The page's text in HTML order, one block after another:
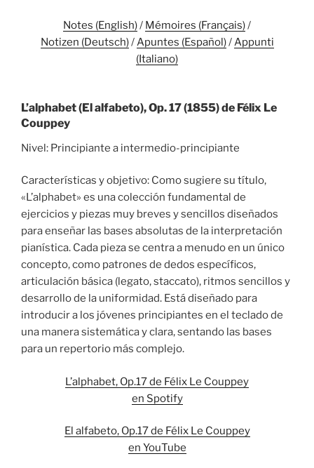
Notes (English)/ Mémoires (Français)/
Notizen (Deutsch)/Apuntes (Español)/Appunti
(Italiano)
L’alphabet (El alfabeto), Op. 17 (1855) de Félix Le
Couppey
Nivel: Principiante a intermedio-principiante
Características y objetivo: Como sugiere su título,
«L’alphabet» es una colección fundamental de
ejercicios y piezas muy breves y sencillos diseñados
para enseñar las bases absolutas de la interpretación
pianística. Cada pieza se centra a menudo en un único
concepto, como patrones de dedos específicos,
articulación básica (legato, staccato), ritmos sencillos y
desarrollo de la uniformidad. Está diseñado para
introducir a los jóvenes principiantes en el teclado de
una manera sistemática y clara, sentando las bases
para un repertorio más complejo.
L’alphabet, Op.17 de Félix Le Couppey
en Spotify
El alfabeto, Op.17 de Félix Le Couppey
en YouTube